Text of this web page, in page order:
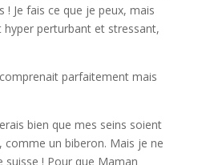
Je fais ce que je peux, mais
hyper perturbant et stressant,
comprenait parfaitement mais
bien que mes seins soient
un biberon. Mais je ne
suisse ! Pour que Maman